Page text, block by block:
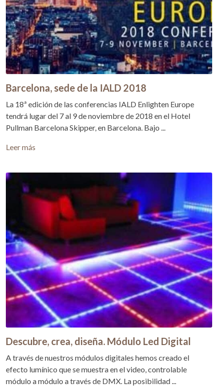
Barcelona, sede de la IALD 2018
La 18ª edición de las conferencias IALD Enlighten Europe
tendrá lugar del 7 al 9 de noviembre de 2018 en el Hotel
Pullman Barcelona Skipper, en Barcelona. Bajo ...
Leer más
Descubre, crea, diseña. Módulo Led Digital
A través de nuestros módulos digitales hemos creado el
efecto lumínico que se muestra en el video, controlable
módulo a módulo a través de DMX. La posibilidad ...